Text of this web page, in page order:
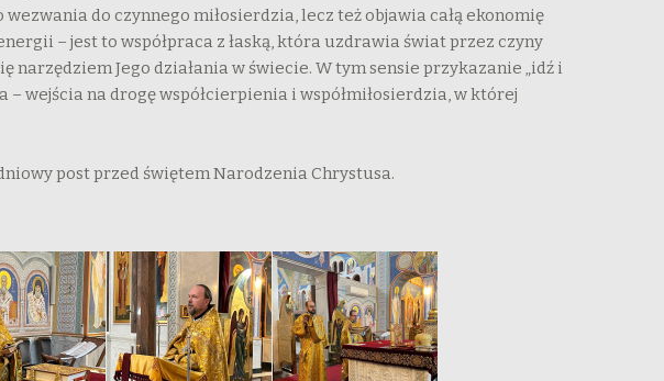
do czynnego miłosierdzia, lecz też objawia całą ekonomię
– jest to współpraca z łaską, która uzdrawia świat przez czyny
narzędziem Jego działania w świecie. W tym sensie przykazanie „idź i
wejścia na drogę współcierpienia i współmiłosierdzia, w której
post przed świętem Narodzenia Chrystusa.